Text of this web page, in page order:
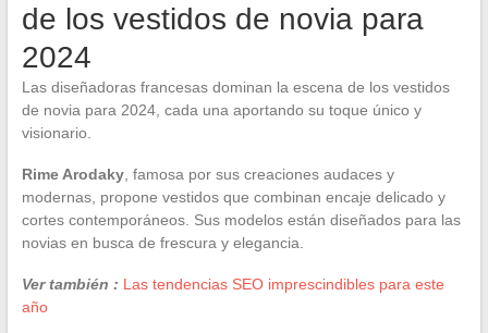
de los vestidos de novia para
2024
Las diseñadoras francesas dominan la escena de los vestidos
de novia para 2024, cada una aportando su toque único y
visionario.
Rime Arodaky, famosa por sus creaciones audaces y
modernas, propone vestidos que combinan encaje delicado y
cortes contemporáneos. Sus modelos están diseñados para las
novias en busca de frescura y elegancia.
Ver también : Las tendencias SEO imprescindibles para este
año